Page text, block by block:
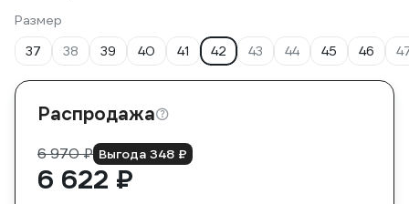
Размер
37
38 39 40 41 42 43 44 45 46
Распродажа
6 970 ₽ Выгода 348 ₽
6 622 ₽